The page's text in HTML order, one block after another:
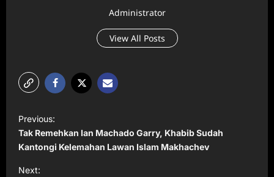
Administrator
View All Posts
o
s
t
Previous:
Tak Remehkan Ian Machado Garry, Khabib Sudah
Kantongi Kelemahan Lawan Islam Makhachev
Next: